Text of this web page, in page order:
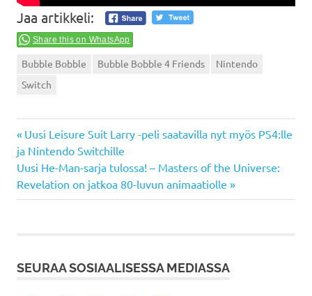
Jaa artikkeli:
Share this on WhatsApp
Bubble Bobble Bubble Bobble 4 Friends
Nintendo
Switch
Artikkelien
selaus
Previous
Post:
Uusi Leisure Suit Larry -peli saatavilla nyt myös PS4:lle
ja Nintendo Switchille
Next
Post:
Uusi He-Man-sarja tulossa! – Masters of the Universe:
Revelation on jatkoa 80-luvun animaatiolle
SEURAA SOSIAALISESSA MEDIASSA